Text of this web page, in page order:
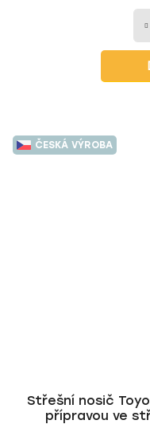
ČESKÁ VÝROBA
Střešní nosič
přípravou ve